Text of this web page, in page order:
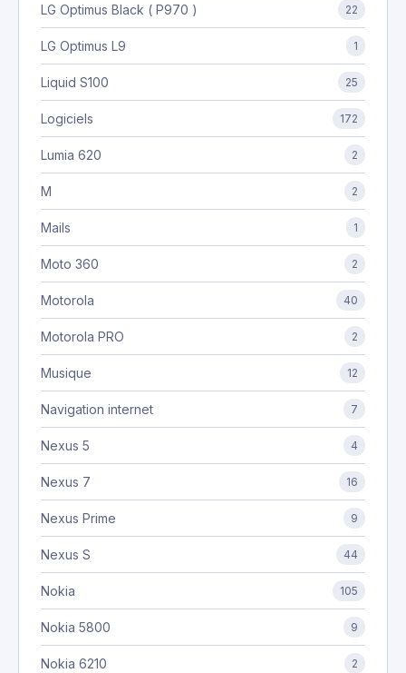
LG Optimus Black ( P970 ) 22
LG Optimus L9 1
Liquid S100 25
Logiciels 172
Lumia 620 2
M 2
Mails 1
Moto 360 2
Motorola 40
Motorola PRO 2
Musique 12
Navigation internet 7
Nexus 5 4
Nexus 7 16
Nexus Prime 9
Nexus S 44
Nokia 105
Nokia 5800 9
Nokia 6210 2